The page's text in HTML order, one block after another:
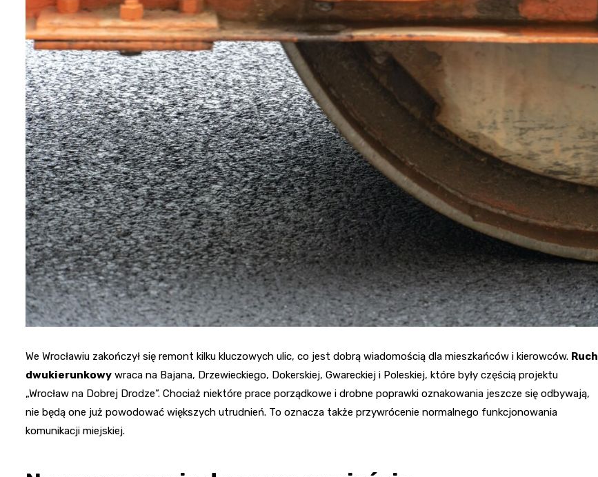
Fryzjer
We Wrocławiu zakończył się remont kilku kluczowych ulic, co jest dobrą wiadomością dla mieszkańców i kierowców. Ruch
dwukierunkowy wraca na Bajana, Drzewieckiego, Dokerskiej, Gwareckiej i Poleskiej, które były częścią projektu
„Wrocław na Dobrej Drodze”. Chociaż niektóre prace porządkowe i drobne poprawki oznakowania jeszcze się odbywają,
nie będą one już powodować większych utrudnień. To oznacza także przywrócenie normalnego funkcjonowania
komunikacji miejskiej.